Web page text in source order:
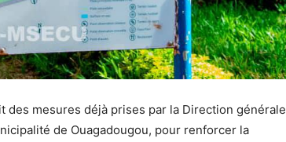
des mesures déjà prises par la Direction générale
de Ouagadougou, pour renforcer la